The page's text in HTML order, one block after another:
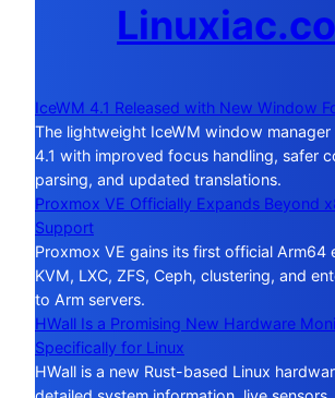
IceWM 4.1 Released with New Window
The lightweight IceWM window manager
4.1 with improved focus handling, safer
parsing, and updated translations.
Proxmox VE Officially Expands Beyond
Support
Proxmox VE gains its first official Arm64
KVM, LXC, ZFS, Ceph, clustering, and
to Arm servers.
HWall Is a Promising New Hardware
Specifically for Linux
HWall is a new Rust-based Linux